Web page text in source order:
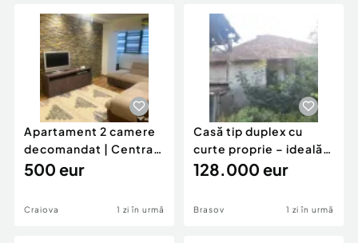
Servicii
Animale de companie
Afaceri și echipamente profesionale
Inchiriere Bunuri si Vehicule
Utilaje agricole si industriale
Piese auto si accesorii
Dacia Duster
Apartament 2 camere
decomandat | Centrală
proprie | 60 mp |
500 eur
Craiova 1 zi în urmă
Casă tip duplex cu
curte proprie – ideală
pentru renovar
128.000 eur
Brasov 1 zi în urmă